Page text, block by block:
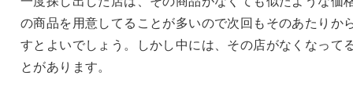
の商品を用意してることが多いので次回もそのあたりか
すとよいでしょう。しかし中には、その店がなくなって
とがあります。